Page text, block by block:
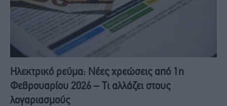
Ηλεκτρικό ρεύμα: Νέες χρεώσεις από 1η
Φεβρουαρίου 2026 – Τι αλλάζει στους
λογαριασμούς